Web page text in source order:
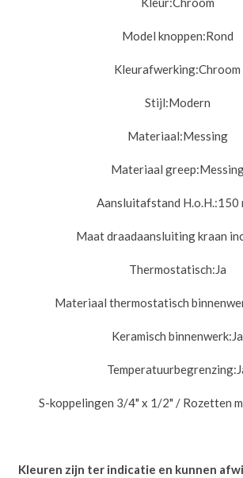
Model knoppen:Rond
Kleurafwerking:Chroom
Stijl:Modern
Materiaal:Messing
Materiaal greep:
Aansluitafstand H.o.H.:150
Maat draadaansluiting kraan
Thermostatisch:Ja
Materiaal thermostatisch
Keramisch binnenwerk:Ja
Temperatuurbegrenzing:
S-koppelingen 3/4" x 1/2" / Rozetten
Kleuren zijn ter indicatie en kunnen